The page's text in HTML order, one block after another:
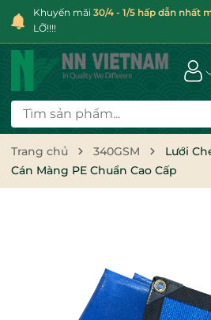
Khuyến mãi 30/4 - 1/5 hấp dẫn
LỠ!!!!
Trang chủ 340GSM
Lưới
Cán Màng PE Chuẩn Cao Cấp